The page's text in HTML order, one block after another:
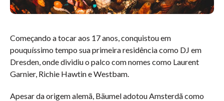
Começando a tocar aos 17 anos, conquistou em
pouquíssimo tempo sua primeira residência como DJ em
Dresden, onde dividiu o palco com nomes como Laurent
Garnier, Richie Hawtin e Westbam.
Apesar da origem alemã, Bäumel adotou Amsterdã como